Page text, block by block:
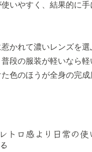
いやすく、結果的に手
かれて濃いレンズを選
段の服装が軽いなら軽
色のほうが全身の完成
トロ感より日常の使